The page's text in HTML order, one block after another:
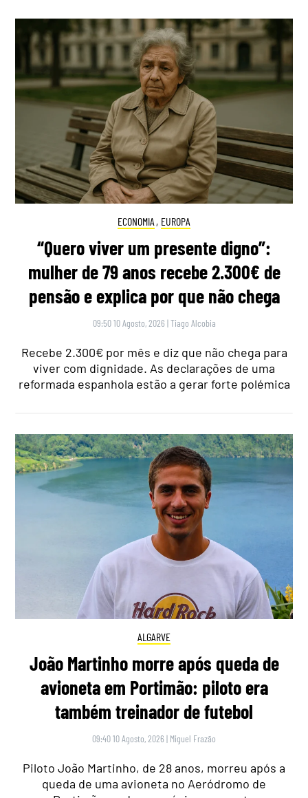
ECONOMIA , EUROPA
“Quero viver um presente digno”:
mulher de 79 anos recebe 2.300€ de
pensão e explica por que não chega
09:50 10 Agosto, 2026 |Tiago Alcobia
Recebe 2.300€ por mês e diz que não chega para
viver com dignidade. As declarações de uma
reformada espanhola estão a gerar forte polémica
ALGARVE
João Martinho morre após queda de
avioneta em Portimão: piloto era
também treinador de futebol
09:40 10 Agosto, 2026 | Miguel Frazão
Piloto João Martinho, de 28 anos, morreu após a
queda de uma avioneta no Aeródromo de